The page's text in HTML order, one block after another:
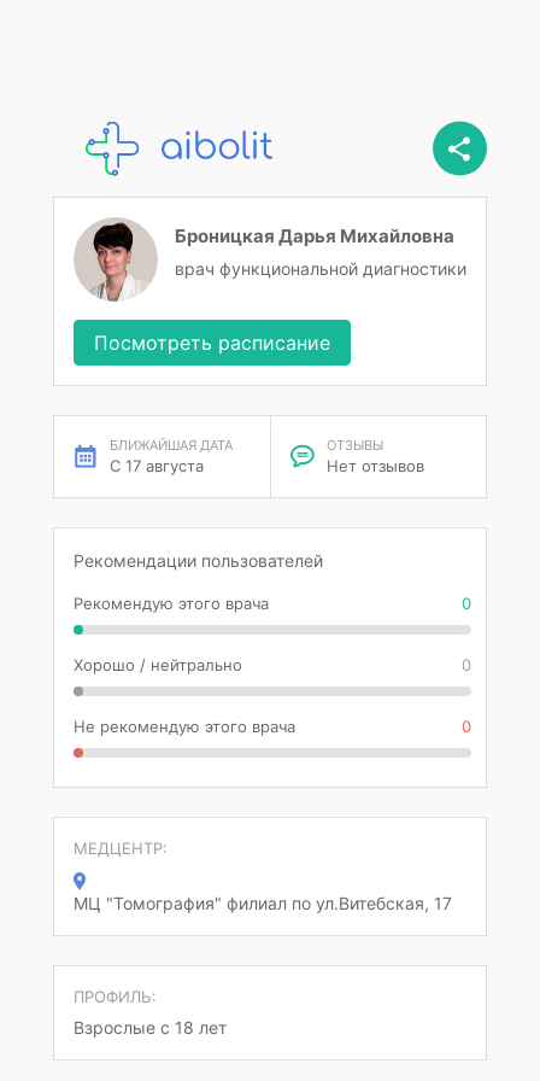
Броницкая Дарья Михайловна
врач функциональной диагностики
Посмотреть расписание
БЛИЖАЙШАЯ ДАТА
С 17 августа
ОТЗЫВЫ
Нет отзывов
Рекомендации пользователей
Рекомендую этого врача 0
Хорошо / нейтрально 0
Не рекомендую этого врача 0
МЕДЦЕНТР:
МЦ "Томография" филиал по ул.Витебская, 17
ПРОФИЛЬ:
Взрослые с 18 лет